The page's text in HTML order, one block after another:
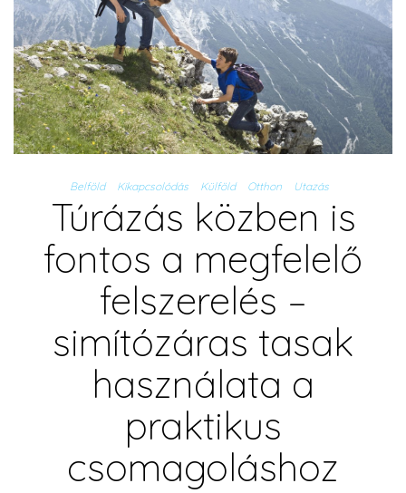
Belföld Kikapcsolódás Külföld Otthon Utazás
Túrázás közben is
fontos a megfelelő
felszerelés –
simítózáras tasak
használata a
praktikus
csomagoláshoz